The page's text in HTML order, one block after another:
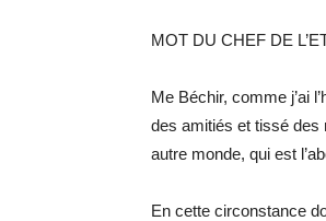
MOT DU CHEF DE
Me Béchir, comme j’ai
des amitiés et tissé des
autre monde, qui est
En cette circonstance